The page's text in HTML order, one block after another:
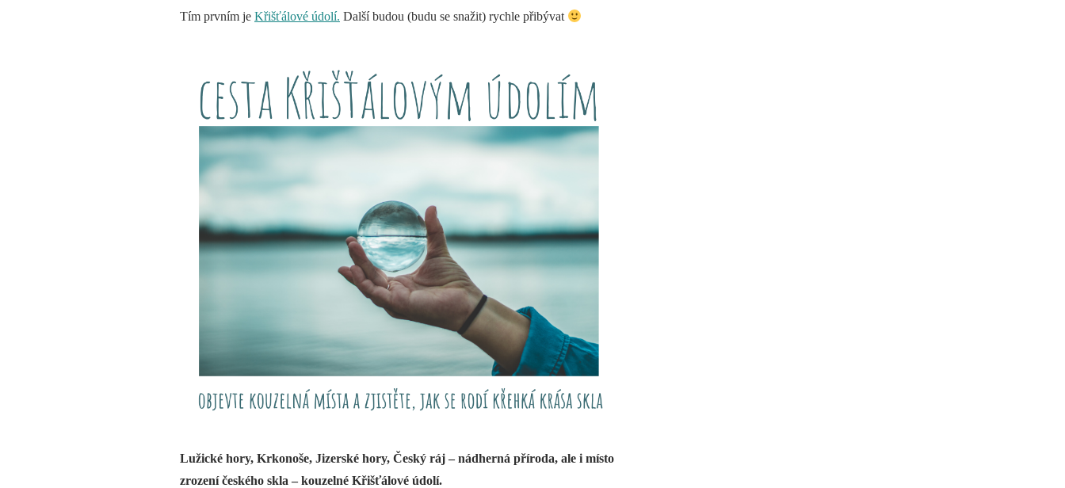
Tím prvním je Křišťálové údolí. Další budou (budu se snažit) rychle přibývat
Lužické hory, Krkonoše, Jizerské hory, Český ráj – nádherná příroda, ale i místo
zrození českého skla – kouzelné Křišťálové údolí.